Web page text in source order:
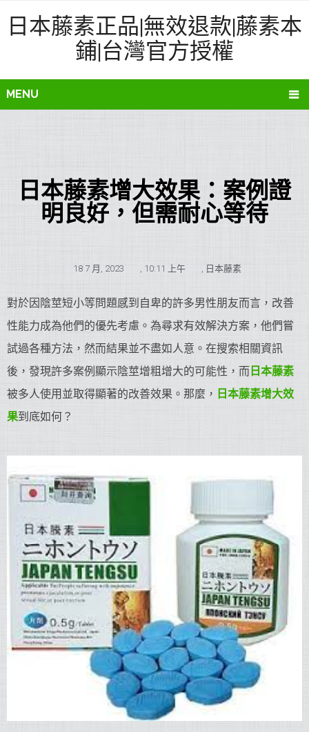
日本藤素正品|無效退款|藤素本
鋪|台灣官方授權
MENU
日本藤素增大效果：案例證
明良好，但需耐心等待
18 7 月, 2023 , 10:11 上午 , 日本藤素
對於因陰莖短小等問題感到自卑的許多男性朋友而言，改善
性能力成為他們的優先考慮。為尋求有效解決方案，他們嘗
試過各種方法，然而結果並不盡如人意。在搜索相關資訊
後，發現許多案例顯示陰莖增粗增大的可能性，而 日本藤素
被多人使用並取得顯著的改善效果。那麼， 日本藤素增大效
果到底如何？